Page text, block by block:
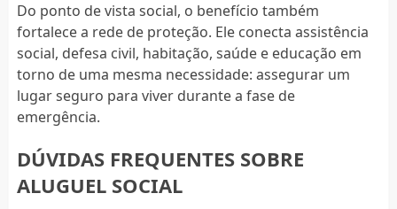
Do ponto de vista social, o benefício também
fortalece a rede de proteção. Ele conecta assistência
social, defesa civil, habitação, saúde e educação em
torno de uma mesma necessidade: assegurar um
lugar seguro para viver durante a fase de
emergência.
DÚVIDAS FREQUENTES SOBRE
ALUGUEL SOCIAL